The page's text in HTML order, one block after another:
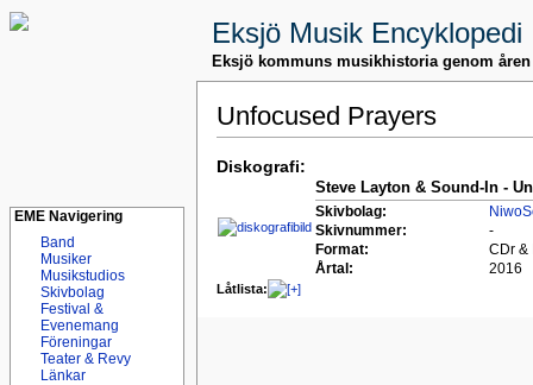
Eksjö Musik Encyklopedi
Eksjö kommuns musikhistoria genom åren
EME Navigering
Band
Musiker
Musikstudios
Skivbolag
Festival &
Evenemang
Föreningar
Teater & Revy
Länkar
Unfocused Prayers
Diskografi:
Steve Layton & Sound-In -
Skivbolag:
Skivnummer:
-
Format:
CDr &
Årtal:
2016
Låtlista: